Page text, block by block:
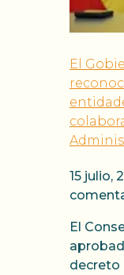
El
15 julio,
El
decreto